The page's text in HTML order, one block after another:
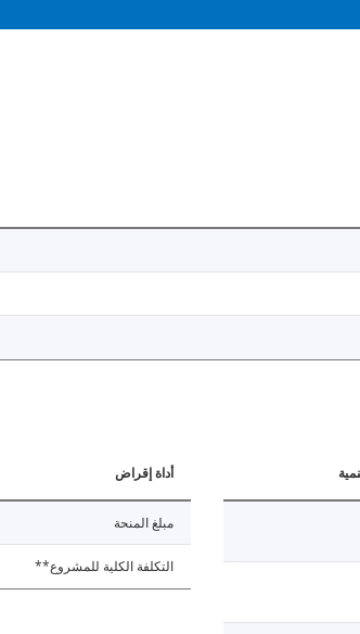
أداة إقراض
مبلغ المنحة
التكلفة الكلية للمشروع**